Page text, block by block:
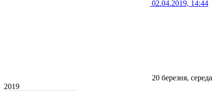
02.04.2019, 14:44
20 березня, середа
2019